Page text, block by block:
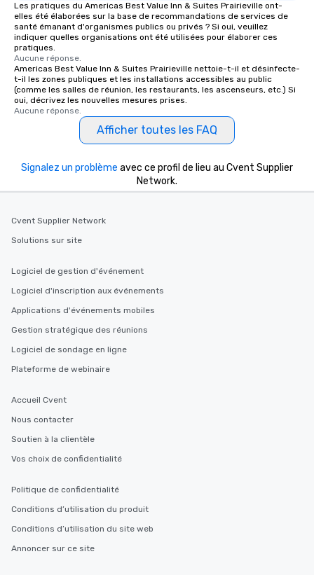
Les pratiques du Americas Best Value Inn & Suites Prairieville ont-
elles été élaborées sur la base de recommandations de services de
santé émanant d'organismes publics ou privés ? Si oui, veuillez
indiquer quelles organisations ont été utilisées pour élaborer ces
pratiques.
Aucune réponse.
Americas Best Value Inn & Suites Prairieville nettoie-t-il et désinfecte-
t-il les zones publiques et les installations accessibles au public
(comme les salles de réunion, les restaurants, les ascenseurs, etc.) Si
oui, décrivez les nouvelles mesures prises.
Aucune réponse.
Afficher toutes les FAQ
Signalez un problème avec ce profil de lieu au Cvent Supplier
Network.
Cvent Supplier Network
Solutions sur site
Logiciel de gestion d'événement
Logiciel d'inscription aux événements
Applications d'événements mobiles
Gestion stratégique des réunions
Logiciel de sondage en ligne
Plateforme de webinaire
Accueil Cvent
Nous contacter
Soutien à la clientèle
Vos choix de confidentialité
Politique de confidentialité
Conditions d’utilisation du produit
Conditions d’utilisation du site web
Annoncer sur ce site